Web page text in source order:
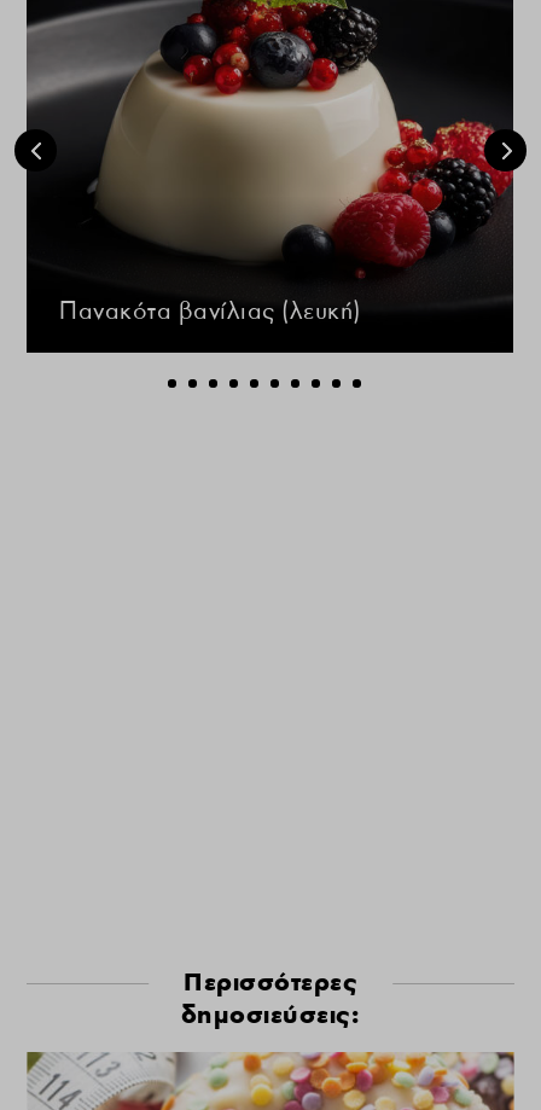
Πανακότα βανίλιας (λευκή)
Περισσότερες
δημοσιεύσεις: